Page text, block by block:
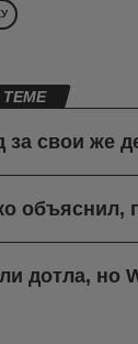
свои же
объяснил,
дотла, но